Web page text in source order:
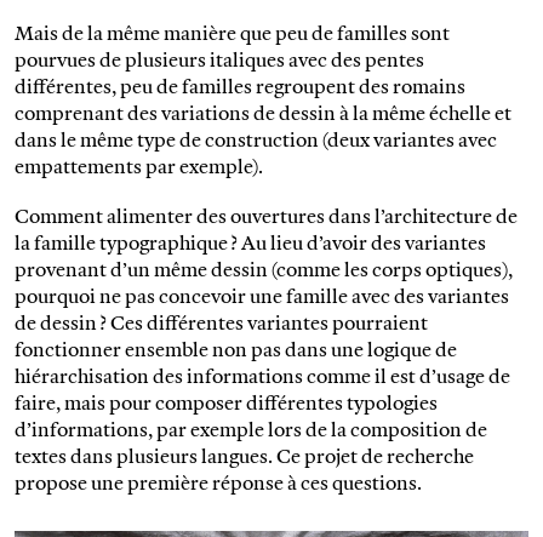
Mais de la même manière que peu de familles sont
pourvues de plusieurs italiques avec des pentes
différentes, peu de familles regroupent des romains
comprenant des variations de dessin à la même échelle et
dans le même type de construction (deux variantes avec
empattements par exemple).
Comment alimenter des ouvertures dans l’architecture de
la famille typographique ? Au lieu d’avoir des variantes
provenant d’un même dessin (comme les corps optiques),
pourquoi ne pas concevoir une famille avec des variantes
de dessin ? Ces différentes variantes pourraient
fonctionner ensemble non pas dans une logique de
hiérarchisation des informations comme il est d’usage de
faire, mais pour composer différentes typologies
d’informations, par exemple lors de la composition de
textes dans plusieurs langues. Ce projet de recherche
propose une première réponse à ces questions.